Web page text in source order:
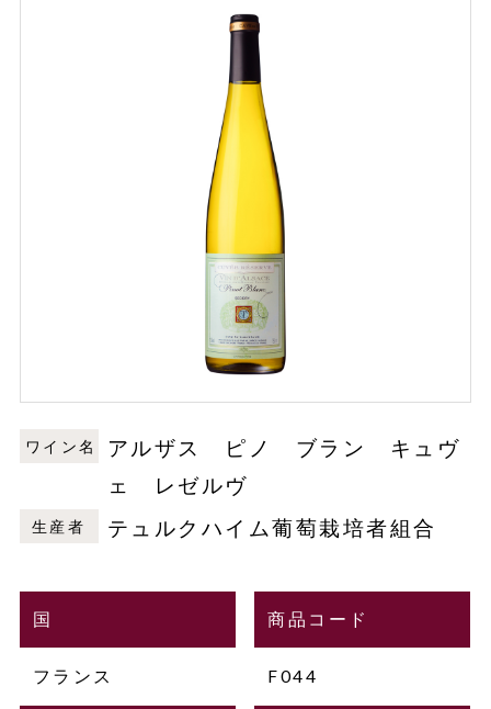
ワイン名
アルザス ピノ ブラン キュヴ
ェ レゼルヴ
生産者 テュルクハイム葡萄栽培者組合
国
フランス
商品コード
F044